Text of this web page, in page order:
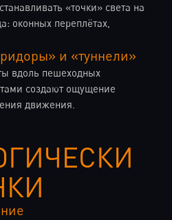
«точки» света на
оконных переплётах,
и «туннели»
вдоль пешеходных
создают ощущение
движения.